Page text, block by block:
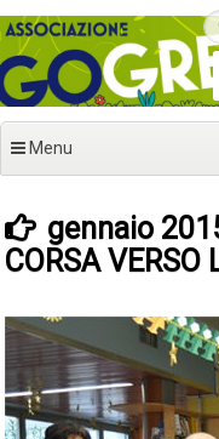
al
contenuto
Menu
gennaio
CORSA VERSO